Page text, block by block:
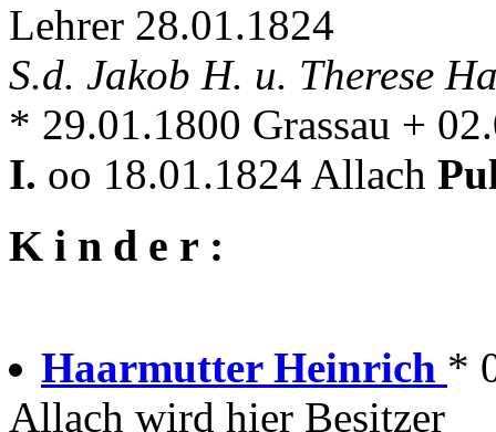
Lehrer 28.01.1824
S.d. Jakob H. u. Therese
* 29.01.1800 Grassau +
I. oo 18.01.1824 Allach
K i n d e r :
Haarmutter Heinrich *
Allach wird hier Besitzer